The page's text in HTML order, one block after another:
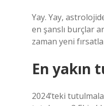
Yay. Yay,
en şanslı burçlar
zaman yeni
En yakın
2024’teki